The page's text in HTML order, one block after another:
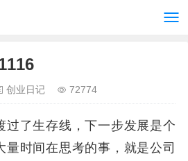
创业日记 72774
过了生存线，下一步发展是个
量时间在思考的事，就是公司